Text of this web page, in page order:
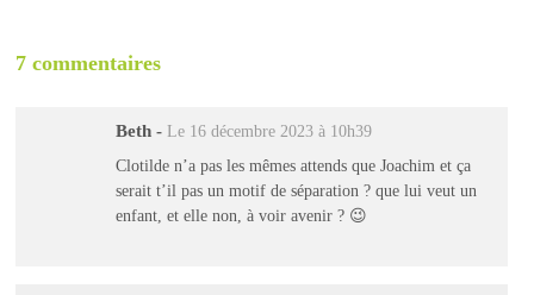
7 commentaires
Beth - Le 16 décembre 2023 à 10h39
Clotilde n’a pas les mêmes attends que Joachim et ça
serait t’il pas un motif de séparation ? que lui veut un
enfant, et elle non, à voir avenir ? 😉